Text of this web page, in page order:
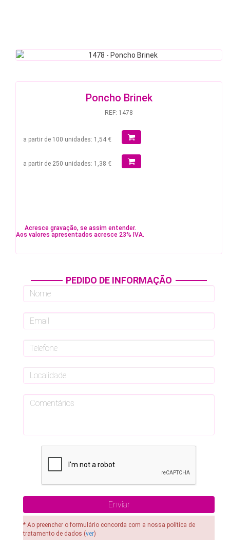
Poncho Brinek
REF: 1478
a partir de 100 unidades: 1,54 €
a partir de 250 unidades: 1,38 €
Acresce gravação, se assim entender.
Aos valores apresentados acresce 23% IVA.
PEDIDO DE INFORMAÇÃO
* Ao preencher o formulário concorda com a nossa política de
tratamento de dados (ver)